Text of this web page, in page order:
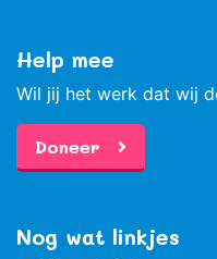
Help mee
Wil jij het werk dat wij
Doneer
Nog wat linkjes